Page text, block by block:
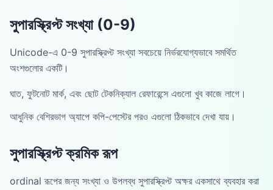
সুপারস্ক্রিপ্ট সংখ্যা (0-9)
Unicode-এ 0-9 সুপারস্ক্রিপ্ট সংখ্যা সবচেয়ে নির্ভরযোগ্যভাবে সমর্থিত
অংশগুলোর একটি।
ঘাত, ফুটনোট মার্ক, এবং ছোট টেকনিক্যাল রেফারেন্সে এগুলো খুব কাজে লাগে।
আধুনিক বেশিরভাগ অ্যাপে কপি-পেস্টের পরও এগুলো ঠিকভাবে দেখা যায়।
সুপারস্ক্রিপ্ট ক্রমিক রূপ
ordinal রূপের জন্য সংখ্যা ও উপলব্ধ সুপারস্ক্রিপ্ট অক্ষর একসাথে ব্যবহার করা